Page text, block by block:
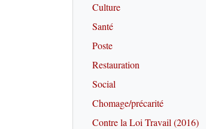
Culture
Santé
Poste
Restauration
Social
Chomage/précarité
Contre la Loi Travail (2016)